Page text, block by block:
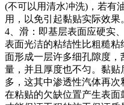
(不可以用清水冲洗)，若有
用，以免引起黏贴实际效果
4、滑：即基层表面应硬实
表面光洁的粘结性比粗糙
面形成一层许多细孔隙度，
量，并且厚度也不匀。黏
多，这其中渗透性汽体再
在粘贴的欠缺位置产生表面